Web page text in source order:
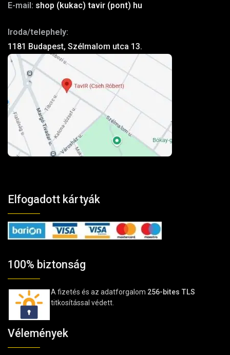
E-mail: shop (kukac) tavir (pont) hu
Iroda/telephely:
1181 Budapest, Szélmalom utca 13.
Elfogadott kártyák
100% biztonság
A fizetés és az adatforgalom 256-bites TLS
titkosítással védett.
Vélemények